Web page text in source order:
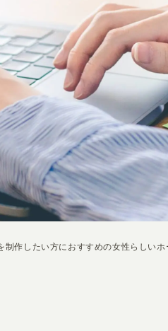
制作したい方におすすめの女性らしいホ